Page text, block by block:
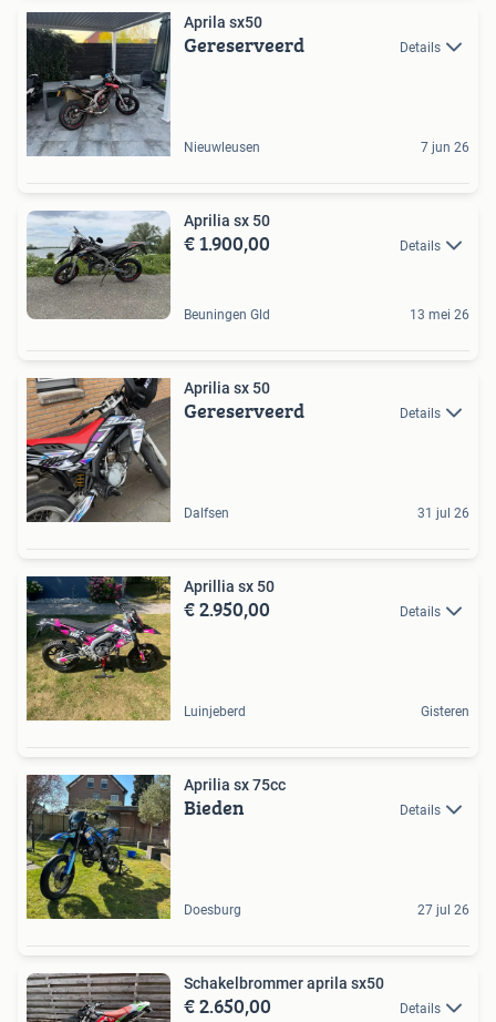
Aprila sx50
Gereserveerd Details
Nieuwleusen 7 jun 26
Aprilia sx 50
€ 1.900,00 Details
Beuningen Gld 13 mei 26
Aprilia sx 50
Gereserveerd Details
Dalfsen 31 jul 26
Aprillia sx 50
€ 2.950,00 Details
Luinjeberd Gisteren
Aprilia sx 75cc
Bieden Details
Doesburg 27 jul 26
Schakelbrommer aprila sx50
€ 2.650,00 Details